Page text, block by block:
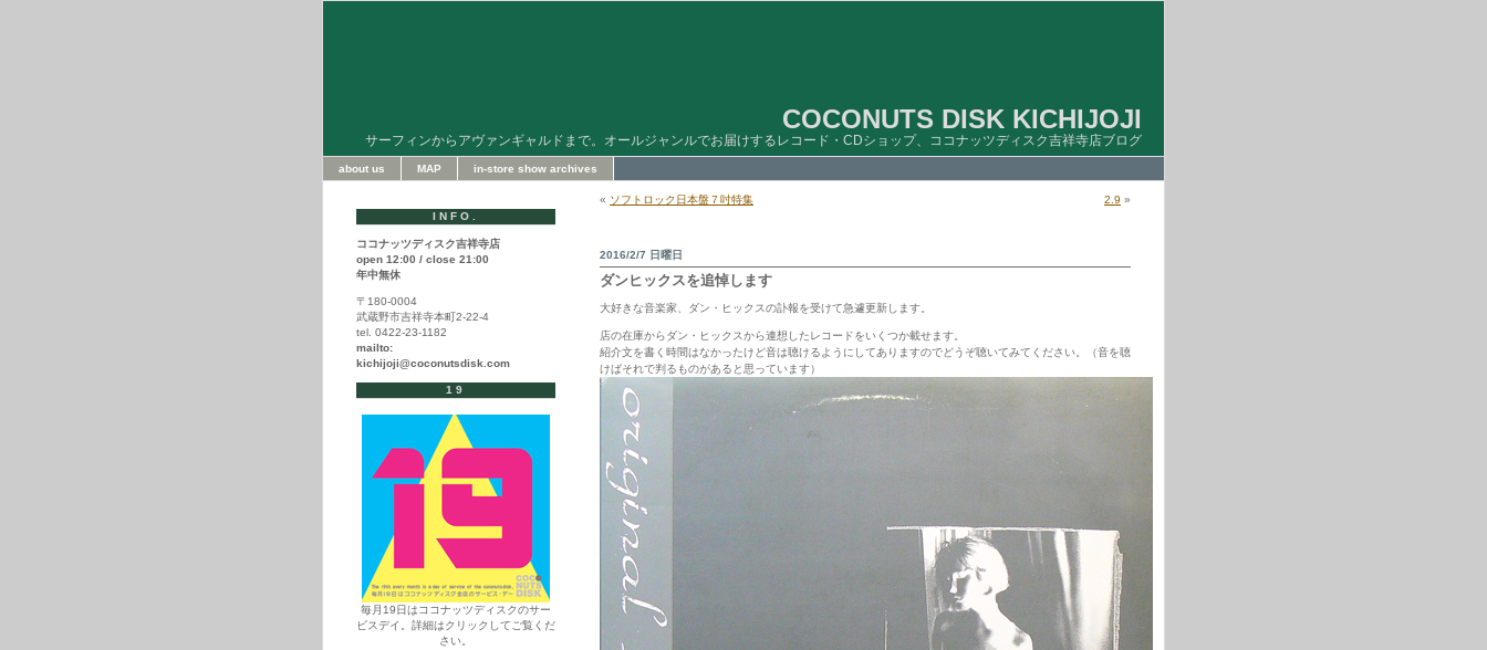
COCONUTS DISK KICHIJOJI
サーフィンからアヴァンギャルドまで。オールジャンルでお届けするレコード・CDショップ、ココナッツディスク吉祥寺店ブログ
about us MAP in-store show archives
« ソフトロック日本盤７吋特集 2.9 »
2016/2/7 日曜日
ダンヒックスを追悼します
大好きな音楽家、ダン・ヒックスの訃報を受けて急遽更新します。
店の在庫からダン・ヒックスから連想したレコードをいくつか載せます。
紹介文を書く時間はなかったけど音は聴けるようにしてありますのでどうぞ聴いてみてください。（音を聴
けばそれで判るものがあると思っています）
INFO.
ココナッツディスク吉祥寺店
open 12:00 / close 21:00
年中無休
〒180-0004
武蔵野市吉祥寺本町2-22-4
tel. 0422-23-1182
mailto:
kichijoji@coconutsdisk.com
19
毎月19日はココナッツディスクのサー
ビスデイ。詳細はクリックしてご覧くだ
さい。